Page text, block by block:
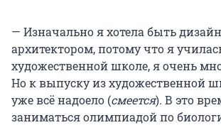
— Изначально я хотела быть
архитектором, потому что я
художественной школе, я очень
Но к выпуску из художественной
уже всё надоело (смеется). В это
заниматься олимпиадой по